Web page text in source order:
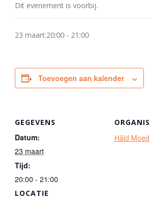
Dit evenement is voorbij.
23 maart:20:00- 21:00
Toevoegen aan kalender
GEGEVENS
Datum:
23 maart
Tijd:
20:00 - 21:00
LOCATIE
Hâld Moed